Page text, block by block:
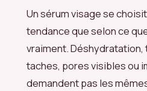
Un sérum visage se
tendance que selon ce
vraiment.
taches, pores visibles ou
demandent pas les